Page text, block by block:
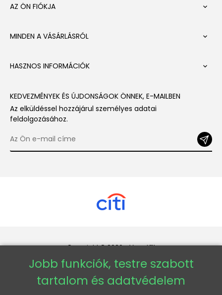
AZ ÖN FIÓKJA 
MINDEN A VÁSÁRLÁSRÓL 
HASZNOS INFORMÁCIÓK 
KEDVEZMÉNYEK ÉS ÚJDONSÁGOK ÖNNEK, E-MAILBEN
Az elküldéssel hozzájárul személyes adatai
feldolgozásához.
Copyright © 2026 - Veneti™
Veneti HU
Jobb funkciók, testre szabott
tartalom és adatvédelem